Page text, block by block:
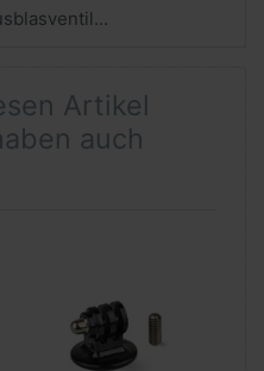
Artikel
auch